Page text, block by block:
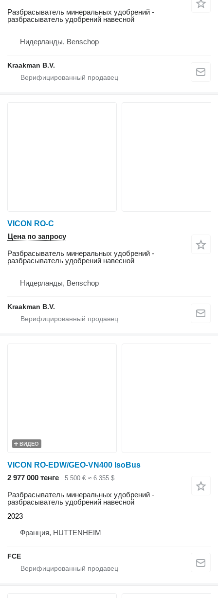
Разбрасыватель минеральных удобрений -
разбрасыватель удобрений навесной
Нидерланды, Benschop
Kraakman B.V.
VICON RO-C
Цена по запросу
Разбрасыватель минеральных удобрений -
разбрасыватель удобрений навесной
Нидерланды, Benschop
Kraakman B.V.
ВИДЕО
VICON RO-EDW/GEO-VN400 IsoBus
2 977 000 тенге
5 500 € ≈ 6 355 $
Разбрасыватель минеральных удобрений -
разбрасыватель удобрений навесной
2023
Франция, HUTTENHEIM
FCE